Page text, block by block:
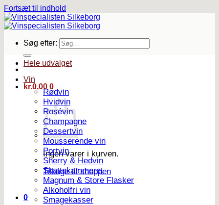
Fortsæt til indhold
Søg efter:
kr.0,00 0
Ingen varer i kurven.
Tilbage til shoppen
0
Hele udvalget
Vin
Rødvin
Hvidvin
Rosévin
Champagne
Dessertvin
Mousserende vin
Portvin
Sherry & Hedvin
Skattekammeret
Magnum & Store Flasker
Alkoholfri vin
Smagekasser